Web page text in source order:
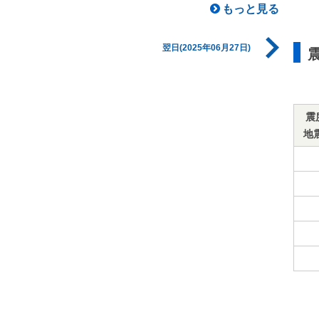
もっと見る
翌日(2025年06月27日)
震
地